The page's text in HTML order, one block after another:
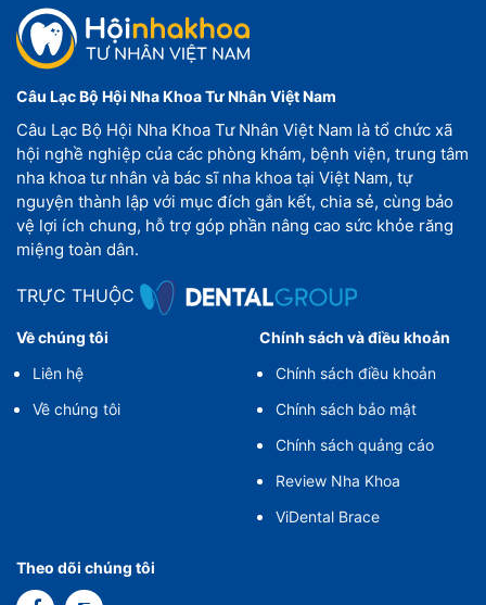
Câu Lạc Bộ Hội Nha Khoa Tư Nhân Việt Nam
Câu Lạc Bộ Hội Nha Khoa Tư Nhân Việt Nam là tổ chức xã
hội nghề nghiệp của các phòng khám, bệnh viện, trung tâm
nha khoa tư nhân và bác sĩ nha khoa tại Việt Nam, tự
nguyện thành lập với mục đích gắn kết, chia sẻ, cùng bảo
vệ lợi ích chung, hỗ trợ góp phần nâng cao sức khỏe răng
miệng toàn dân.
TRỰC THUỘC
Về chúng tôi
Liên hệ
Về chúng tôi
Chính sách và điều khoản
Chính sách điều khoản
Chính sách bảo mật
Chính sách quảng cáo
Review Nha Khoa
ViDental Brace
Theo dõi chúng tôi